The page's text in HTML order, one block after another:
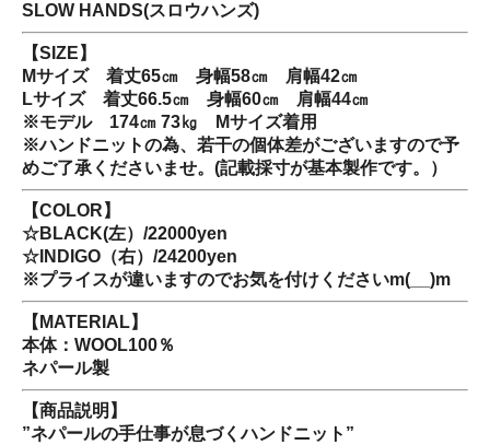
SLOW HANDS(スロウハンズ)
【SIZE】
Mサイズ 着丈65㎝ 身幅58㎝ 肩幅42㎝
Lサイズ 着丈66.5㎝ 身幅60㎝ 肩幅44㎝
※モデル 174㎝ 73㎏ Mサイズ着用
※ハンドニットの為、若干の個体差がございますので予
めご了承くださいませ。(記載採寸が基本製作です。）
【COLOR】
☆BLACK(左）/22000yen
☆INDIGO（右）/24200yen
※プライスが違いますのでお気を付けくださいm(__)m
【MATERIAL】
本体：WOOL100％
ネパール製
【商品説明】
”ネパールの手仕事が息づくハンドニット”